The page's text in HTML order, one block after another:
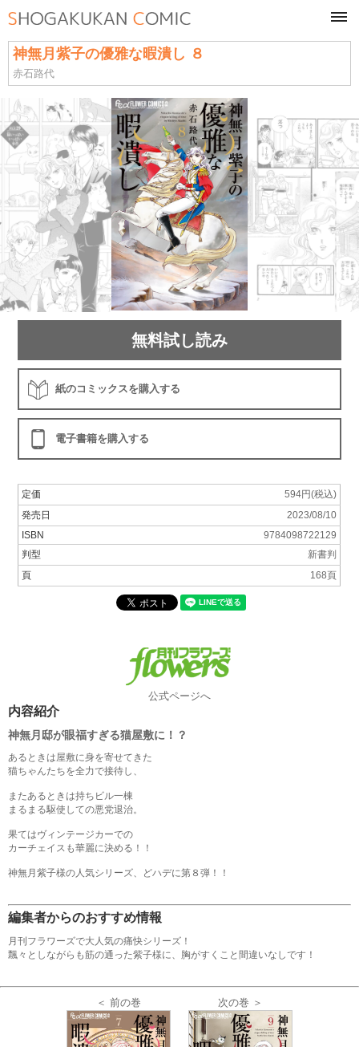
神無月紫子の優雅な暇潰し ８
赤石路代
無料試し読み
紙のコミックスを購入する
電子書籍を購入する
定価
594円(税込)
発売日
2023/08/10
ISBN
9784098722129
判型
新書判
頁
168頁
公式ページへ
内容紹介
神無月邸が眼福すぎる猫屋敷に！？
あるときは屋敷に身を寄せてきた
猫ちゃんたちを全力で接待し、
またあるときは持ちビル一棟
まるまる駆使しての悪党退治。
果てはヴィンテージカーでの
カーチェイスも華麗に決める！！
神無月紫子様の人気シリーズ、どハデに第８弾！！
編集者からのおすすめ情報
月刊フラワーズで大人気の痛快シリーズ！
飄々としながらも筋の通った紫子様に、胸がすくこと間違いなしです！
＜ 前の巻 次の巻 ＞